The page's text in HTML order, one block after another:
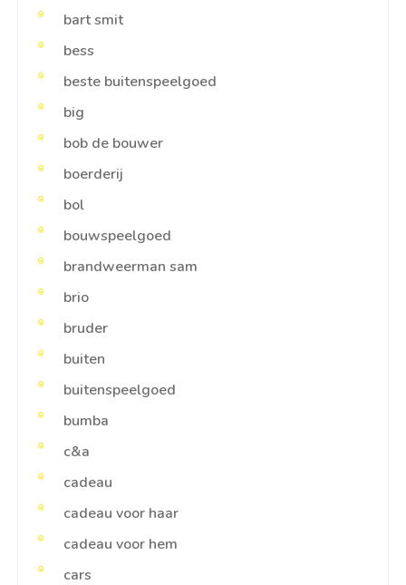
bart smit
bess
beste buitenspeelgoed
big
bob de bouwer
boerderij
bol
bouwspeelgoed
brandweerman sam
brio
bruder
buiten
buitenspeelgoed
bumba
c&a
cadeau
cadeau voor haar
cadeau voor hem
cars